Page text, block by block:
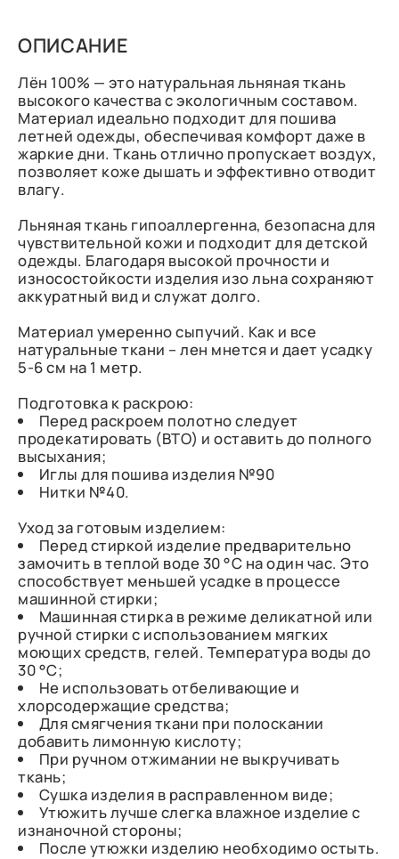
ОПИСАНИЕ
Лён 100% — это натуральная льняная ткань
высокого качества с экологичным составом.
Материал идеально подходит для пошива
летней одежды, обеспечивая комфорт даже в
жаркие дни. Ткань отлично пропускает воздух,
позволяет коже дышать и эффективно отводит
влагу.
Льняная ткань гипоаллергенна, безопасна для
чувствительной кожи и подходит для детской
одежды. Благодаря высокой прочности и
износостойкости изделия изо льна сохраняют
аккуратный вид и служат долго.
Материал умеренно сыпучий. Как и все
натуральные ткани – лен мнется и дает усадку
5-6 см на 1 метр.
Подготовка к раскрою:
Перед раскроем полотно следует
продекатировать (ВТО) и оставить до полного
высыхания;
Иглы для пошива изделия №90
Нитки №40.
Уход за готовым изделием:
Перед стиркой изделие предварительно
замочить в теплой воде 30 °C на один час. Это
способствует меньшей усадке в процессе
машинной стирки;
Машинная стирка в режиме деликатной или
ручной стирки с использованием мягких
моющих средств, гелей. Температура воды до
30 °C;
Не использовать отбеливающие и
хлорсодержащие средства;
Для смягчения ткани при полоскании
добавить лимонную кислоту;
При ручном отжимании не выкручивать
ткань;
Сушка изделия в расправленном виде;
Утюжить лучше слегка влажное изделие с
изнаночной стороны;
После утюжки изделию необходимо остыть.